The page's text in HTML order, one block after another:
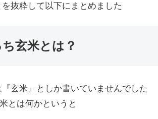
抜粋して以下にまとめました
玄米とは？
玄米』としか書いていませんでした
とは何かというと